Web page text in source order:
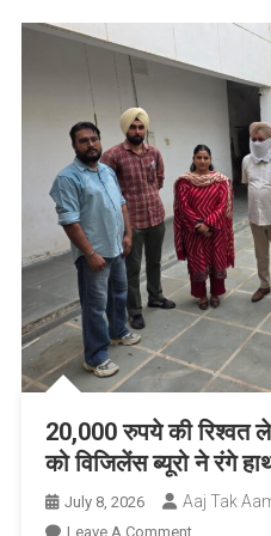
हाथों
काबू
20,000 रुपये की रिश्वत
को विजिलेंस ब्यूरो ने रंगे
July 8, 2026 Aaj Tak
Leave A CommentOn